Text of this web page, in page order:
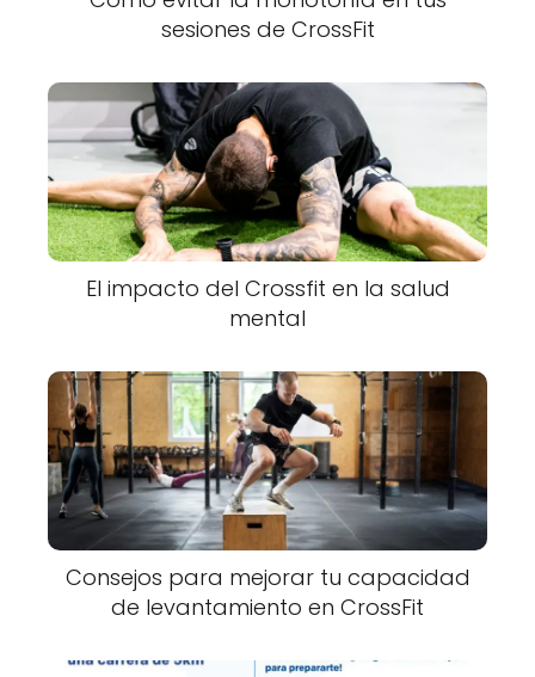
sesiones de CrossFit
El impacto del Crossfit en la salud
mental
Consejos para mejorar tu capacidad
de levantamiento en CrossFit